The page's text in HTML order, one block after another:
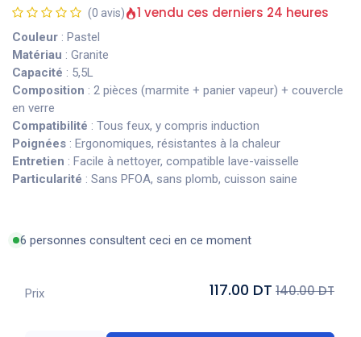
(0 avis) 1 vendu ces derniers 24 heures
Couleur : Pastel
Matériau : Granite
Capacité : 5,5L
Composition : 2 pièces (marmite + panier vapeur) + couvercle
en verre
Compatibilité : Tous feux, y compris induction
Poignées : Ergonomiques, résistantes à la chaleur
Entretien : Facile à nettoyer, compatible lave-vaisselle
Particularité : Sans PFOA, sans plomb, cuisson saine
6 personnes consultent ceci en ce moment
Prix 117.00 DT 140.00 DT